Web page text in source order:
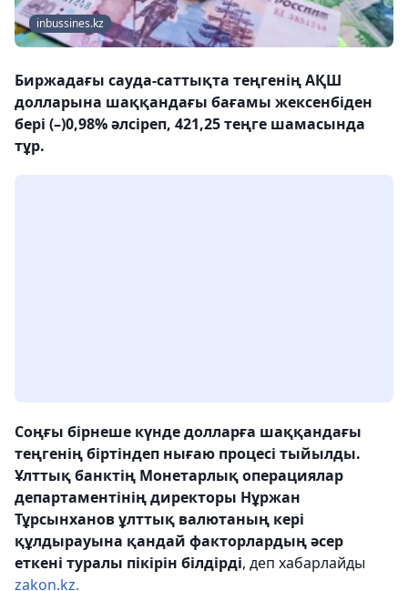
inbussines.kz
Биржадағы сауда-саттықта теңгенің АҚШ
долларына шаққандағы бағамы жексенбіден
бері (–)0,98% әлсіреп, 421,25 теңге шамасында
тұр.
Соңғы бірнеше күнде долларға шаққандағы
теңгенің біртіндеп нығаю процесі тыйылды.
Ұлттық банктің Монетарлық операциялар
департаментінің директоры Нұржан
Тұрсынханов ұлттық валютаның кері
құлдырауына қандай факторлардың әсер
еткені туралы пікірін білдірді, деп хабарлайды
zakon.kz.